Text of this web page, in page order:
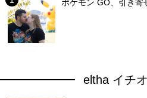
ポケモン GO、引き寄
eltha イチ